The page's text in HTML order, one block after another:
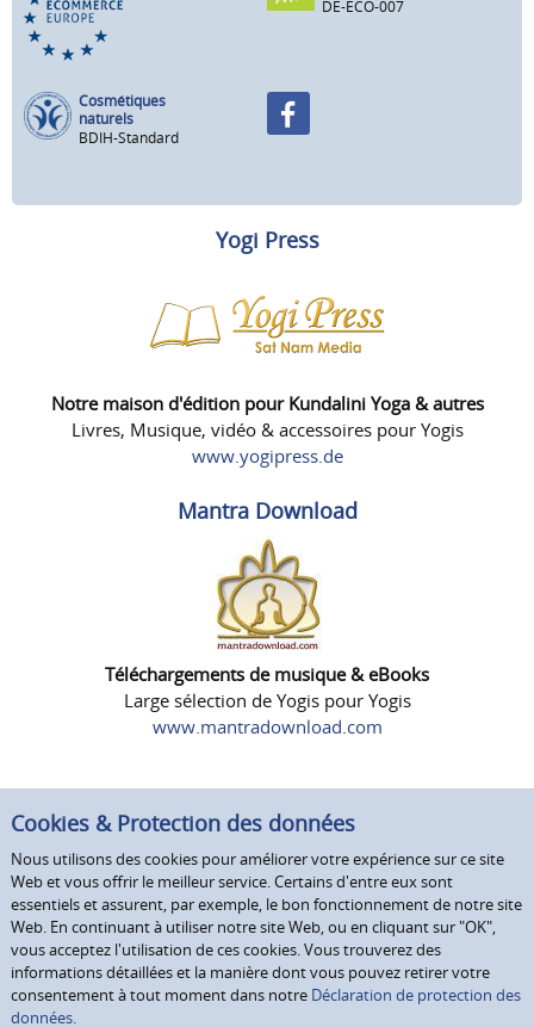
DE-ECO-007
Cosmétiques
naturels
BDIH-Standard
Yogi Press
Notre maison d'édition pour Kundalini Yoga & autres
Livres, Musique, vidéo & accessoires pour Yogis
www.yogipress.de
Mantra Download
Téléchargements de musique & eBooks
Large sélection de Yogis pour Yogis
www.mantradownload.com
Cookies & Protection des données
Nous utilisons des cookies pour améliorer votre expérience sur ce site
Web et vous offrir le meilleur service. Certains d'entre eux sont
essentiels et assurent, par exemple, le bon fonctionnement de notre site
Web. En continuant à utiliser notre site Web, ou en cliquant sur "OK",
vous acceptez l'utilisation de ces cookies. Vous trouverez des
informations détaillées et la manière dont vous pouvez retirer votre
consentement à tout moment dans notre Déclaration de protection des
données.